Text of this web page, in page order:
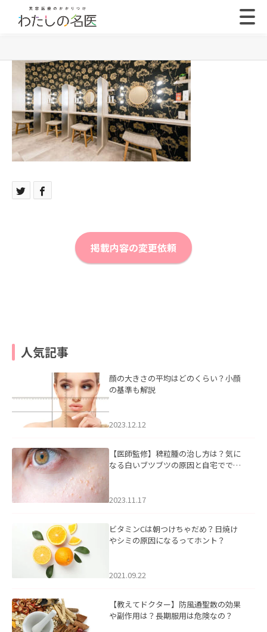
掲載内容の変更依頼
人気記事
顔の大きさの平均はどのくらい？小顔
の基準も解説
2023.12.12
【医師監修】稗粒腫の治し方は？気に
なる白いブツブツの原因と自宅ででき
2023.11.17
ビタミンCは朝つけちゃだめ？日焼け
やシミの原因になるってホント？
2021.09.22
【教えてドクター】防風通聖散の効果
や副作用は？長期服用は危険なの？